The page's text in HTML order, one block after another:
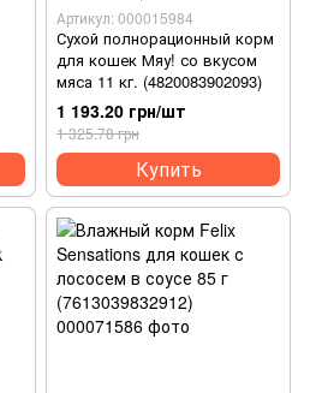
Артикул: 000015984
Сухой полнорационный корм
для кошек Мяу! со вкусом
мяса 11 кг. (4820083902093)
1 193.20 грн/шт
1 325.78 грн
Купить